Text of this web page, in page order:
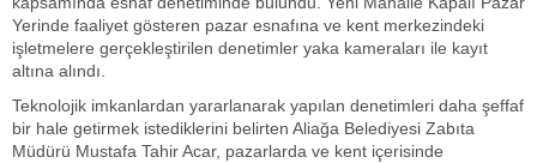
Yerinde faaliyet gösteren pazar esnafına ve kent merkezindeki
işletmelere gerçekleştirilen denetimler yaka kameraları ile kayıt
altına alındı.
Teknolojik imkanlardan yararlanarak yapılan denetimleri daha şeffaf
bir hale getirmek istediklerini belirten Aliağa Belediyesi Zabıta
Müdürü Mustafa Tahir Acar, pazarlarda ve kent içerisinde